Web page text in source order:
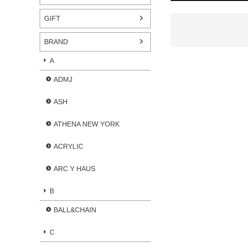
GIFT
BRAND
A
ADMJ
ASH
ATHENA NEW YORK
ACRYLIC
ARC Y HAUS
B
BALL&CHAIN
C